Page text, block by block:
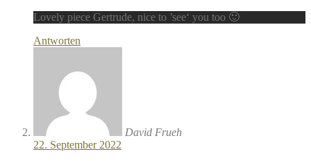
Lovely piece Gertrude, nice to ’see‘ you too 🙂
Antworten
David Frueh
22. September 2022